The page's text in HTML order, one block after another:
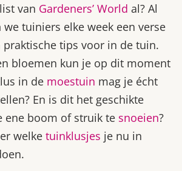
van Gardeners’ World al? Al
we tuiniers elke week een verse
praktische tips voor in de tuin.
bloemen kun je op dit moment
in de moestuin mag je écht
En is dit het geschikte
ene boom of struik te snoeien?
welke tuinklusjes je nu in